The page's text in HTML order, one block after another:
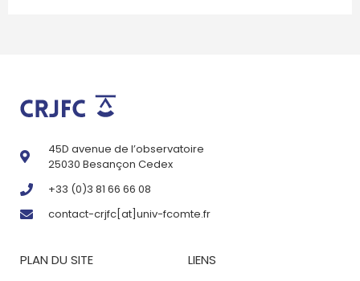
45D avenue de l’observatoire
25030 Besançon Cedex
+33 (0)3 81 66 66 08
contact-crjfc[at]univ-fcomte.fr
PLAN DU SITE LIENS